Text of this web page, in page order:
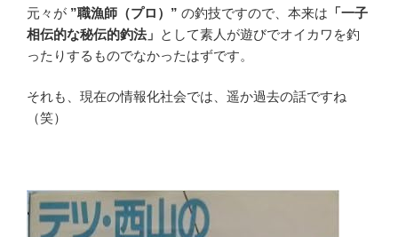
元々が ”職漁師（プロ）” の釣技ですので、本来は 「一子
相伝的な秘伝的釣法」 として素人が遊びでオイカワを釣
ったりするものでなかったはずです。
それも、現在の情報化社会では、遥か過去の話ですね
（笑）